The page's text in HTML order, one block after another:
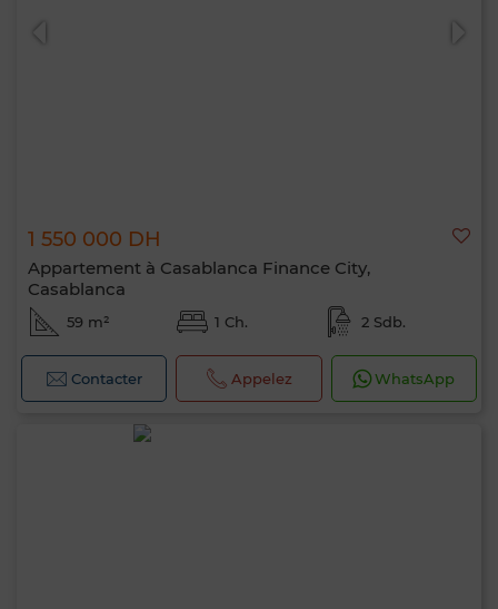
1 550 000 DH
Appartement à Casablanca Finance City,
Casablanca
59 m² 1 Ch. 2 Sdb.
Contacter Appelez WhatsApp